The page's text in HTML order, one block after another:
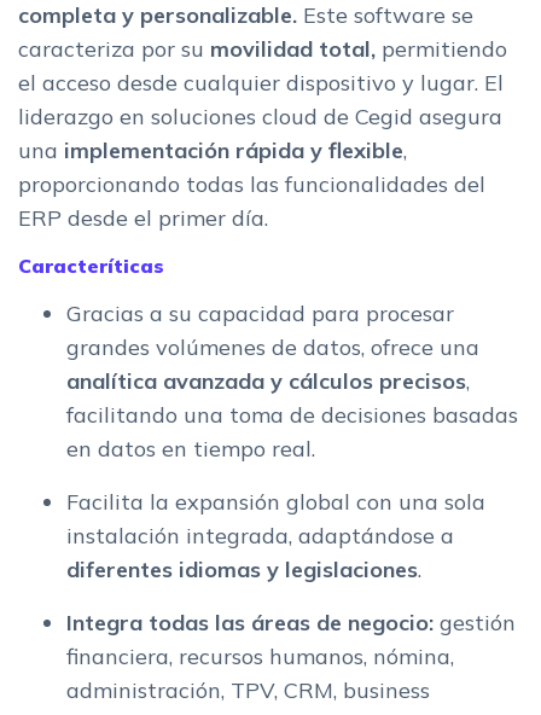
completa y personalizable. Este software se
caracteriza por su movilidad total, permitiendo
el acceso desde cualquier dispositivo y lugar. El
liderazgo en soluciones cloud de Cegid asegura
una implementación rápida y flexible,
proporcionando todas las funcionalidades del
ERP desde el primer día.
Caracteríticas
Gracias a su capacidad para procesar
grandes volúmenes de datos, ofrece una
analítica avanzada y cálculos precisos,
facilitando una toma de decisiones basadas
en datos en tiempo real.
Facilita la expansión global con una sola
instalación integrada, adaptándose a
diferentes idiomas y legislaciones.
Integra todas las áreas de negocio: gestión
financiera, recursos humanos, nómina,
administración, TPV, CRM, business